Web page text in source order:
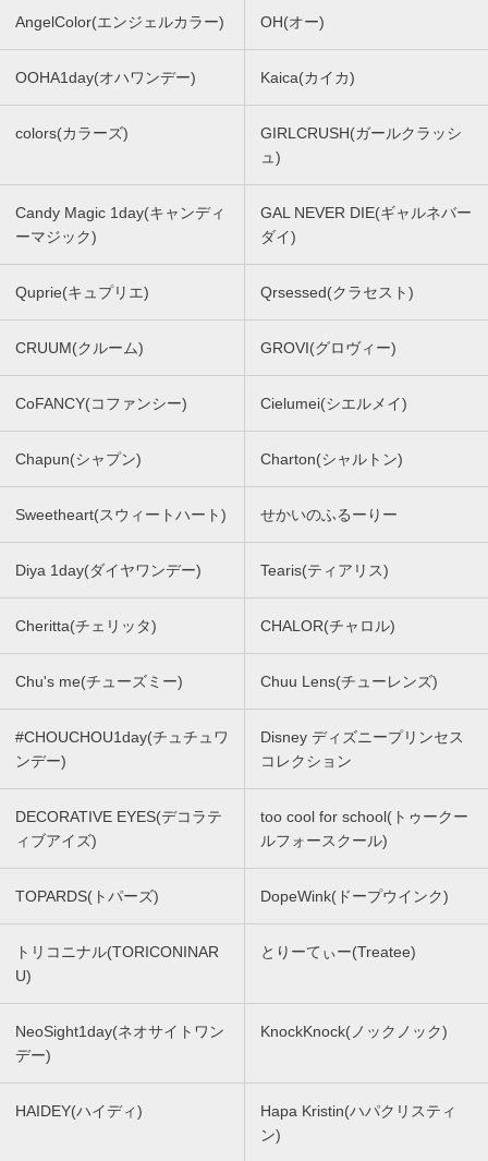
AngelColor(エンジェルカラー) OH(オー)
OOHA1day(オハワンデー) Kaica(カイカ)
colors(カラーズ)
GIRLCRUSH(ガールクラッシ
ュ)
Candy Magic 1day(キャンディ
ーマジック)
GAL NEVER DIE(ギャルネバー
ダイ)
Quprie(キュプリエ) Qrsessed(クラセスト)
CRUUM(クルーム) GROVI(グロヴィー)
CoFANCY(コファンシー) Cielumei(シエルメイ)
Chapun(シャプン) Charton(シャルトン)
Sweetheart(スウィートハート) せかいのふるーりー
Diya 1day(ダイヤワンデー) Tearis(ティアリス)
Cheritta(チェリッタ) CHALOR(チャロル)
Chu's me(チューズミー) Chuu Lens(チューレンズ)
#CHOUCHOU1day(チュチュワ
ンデー)
Disney ディズニープリンセス
コレクション
DECORATIVE EYES(デコラテ
ィブアイズ)
too cool for school(トゥークー
ルフォースクール)
TOPARDS(トパーズ) DopeWink(ドープウインク)
トリコニナル(TORICONINAR
U)
とりーてぃー(Treatee)
NeoSight1day(ネオサイトワン
デー)
KnockKnock(ノックノック)
HAIDEY(ハイディ)
Hapa Kristin(ハパクリスティ
ン)